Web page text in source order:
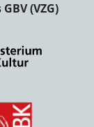
(VZG)